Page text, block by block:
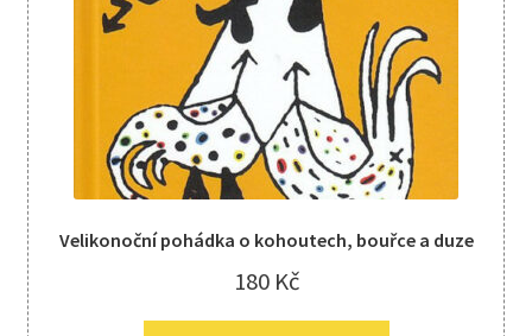
Velikonoční pohádka o kohoutech, bouřce a duze
180 Kč